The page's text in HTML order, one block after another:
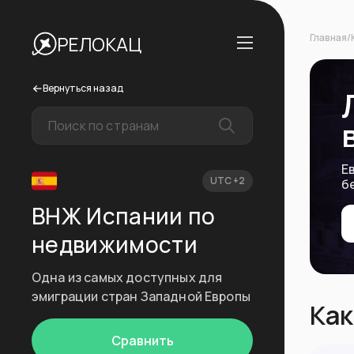
РЕЛОКАЦ
Вернуться назад
UTC +2
ВНЖ Испании по
недвижимости
Одна из самых доступных для
эмиграции стран Западной Европы
Сравнить
Главная/